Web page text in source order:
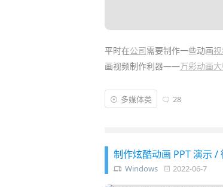
平时在公司需要制作一些动画
画视频制作利器——万彩动画
这款软件的操作比 AE、Flash
作出让人惊艳的动画视频！你完
多媒体类 28
制作炫酷动画 PPT 演示 /
Windows 2022-06-7